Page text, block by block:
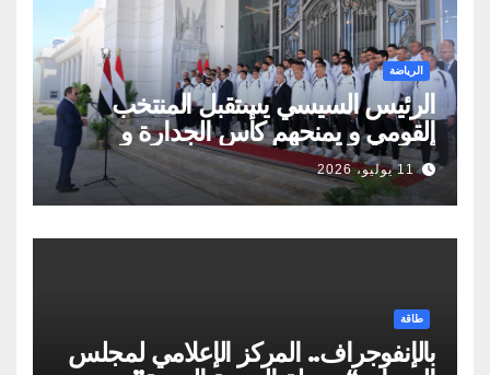
الرياضة
الرئيس السيسي يستقبل المنتخب
القومي و يمنحهم كأس الجدارة و
أوسمة تكريمية
11 يوليو، 2026
طاقة
بالإنفوجراف.. المركز الإعلامي لمجلس